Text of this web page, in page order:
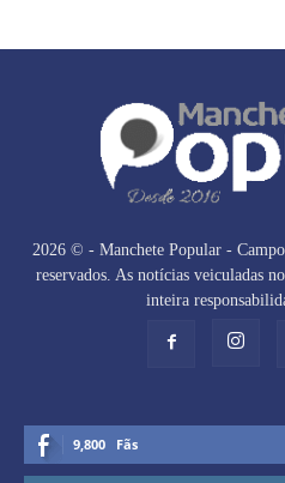
2026 © - Manchete Popular -
reservados. As notícias veiculadas
inteira
9,800 Fãs